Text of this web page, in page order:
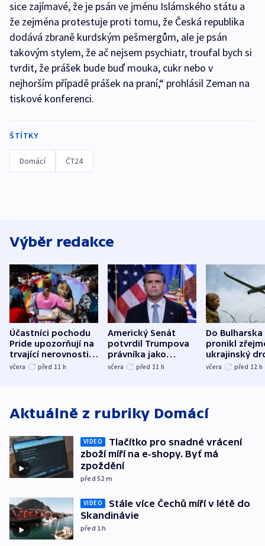
sice zajímavé, že je psán ve jménu Islámského státu a
že zejména protestuje proti tomu, že Česká republika
dodává zbraně kurdským pešmergům, ale je psán
takovým stylem, že ač nejsem psychiatr, troufal bych si
tvrdit, že prášek bude buď mouka, cukr nebo v
nejhorším případě prášek na praní,“ prohlásil Zeman na
tiskové konferenci.
ŠTÍTKY
Domácí ČT24
Výběr redakce
Účastníci pochodu
Pride upozorňují na
trvající nerovnosti i
společenskou
včera před 11 h
Americký Senát
potvrdil Trumpova
právníka jako
ministra
včera před 11 h
Do Bulharska
pronikl
ukrajinský
explodoval
včera před 12 h
Aktuálně z rubriky Domácí
VIDEO
Tlačítko pro snadné vrácení
zboží míří na e-shopy. Byť má
zpoždění
před 52 m
VIDEO
Stále více Čechů míří v létě do
Skandinávie
před 1h